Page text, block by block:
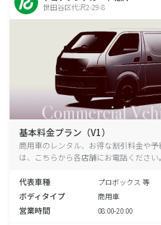
世田谷区代沢2-29-8
基本料金プラン（V1）
商用車のレンタル、お得な割引料金や
は、こちらから各店舗にお電話ください。
代表車種 プロボックス 等
ボディタイプ 商用車
営業時間 08:00-20:00